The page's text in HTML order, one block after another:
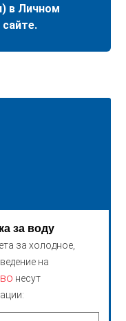
в Личном
за воду
за холодное,
на
несут